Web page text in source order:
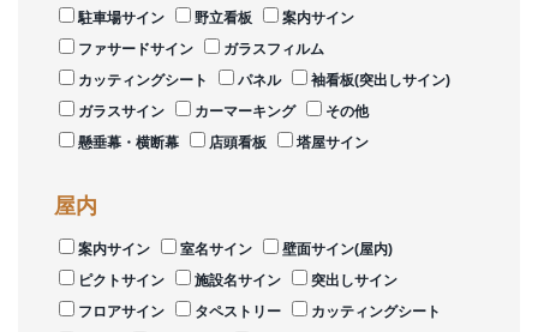
駐車場サイン
野立看板
案内サイン
ファサードサイン
ガラスフィルム
カッティングシート
パネル
袖看板(突出しサイン)
ガラスサイン
カーマーキング
その他
懸垂幕・横断幕
店頭看板 塔屋サイン
屋内
案内サイン 室名サイン
壁面サイン(屋内)
ピクトサイン
施設名サイン
突出しサイン
フロアサイン
タペストリー
カッティングシート